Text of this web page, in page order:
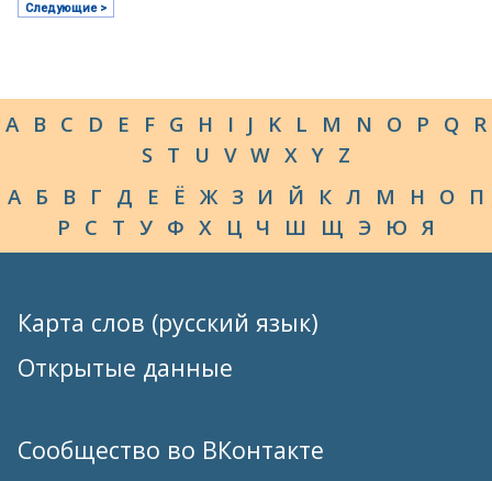
Следующие >
A B C D E F G H I J K L M N O P Q R
S T U V W X Y Z
А Б В Г Д Е Ё Ж З И Й К Л М Н О П
Р С Т У Ф Х Ц Ч Ш Щ Э Ю Я
Карта слов (русский язык)
Открытые данные
Сообщество во ВКонтакте